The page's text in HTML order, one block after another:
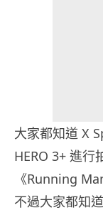
大家都知道 X
HERO 3+ 進行
《Running
不過大家都知